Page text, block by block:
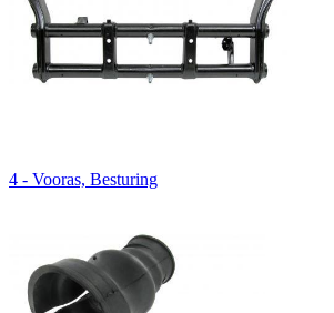
4 - Vooras, Besturing